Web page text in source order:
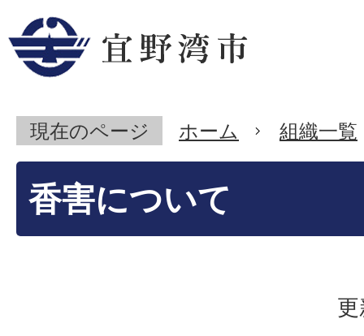
現在のページ ホーム 組織一覧
香害について